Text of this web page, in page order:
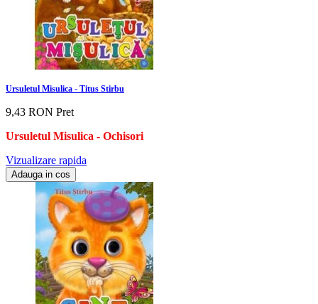
Ursuletul Misulica - Titus Stirbu
9,43 RON Pret
Ursuletul Misulica - Ochisori
Vizualizare rapida
Adauga in cos